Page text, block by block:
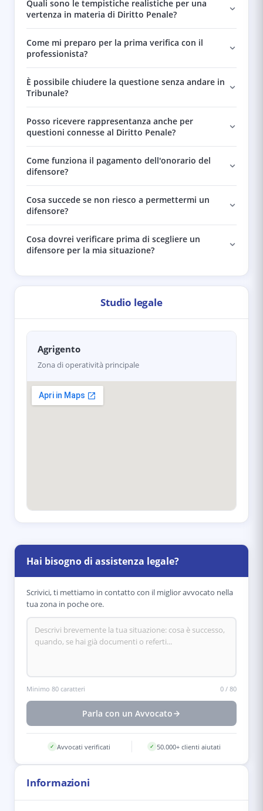
Quali sono le tempistiche realistiche per una
vertenza in materia di Diritto Penale?
Come mi preparo per la prima verifica con il
professionista?
È possibile chiudere la questione senza andare in
Tribunale?
Posso ricevere rappresentanza anche per
questioni connesse al Diritto Penale?
Come funziona il pagamento dell'onorario del
difensore?
Cosa succede se non riesco a permettermi un
difensore?
Cosa dovrei verificare prima di scegliere un
difensore per la mia situazione?
Studio legale
Agrigento
Zona di operatività principale
Hai bisogno di assistenza legale?
Scrivici, ti mettiamo in contatto con il miglior avvocato nella
tua zona in poche ore.
Minimo 80 caratteri 0 / 80
Parla con un Avvocato
✓ Avvocati verificati ✓ 50.000+ clienti aiutati
Informazioni